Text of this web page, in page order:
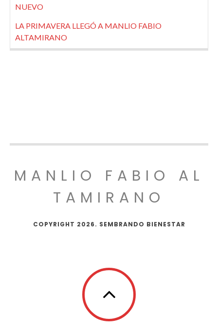
NUEVO
LA PRIMAVERA LLEGÓ A MANLIO FABIO
ALTAMIRANO
MANLIO FABIO AL
TAMIRANO
COPYRIGHT 2026. SEMBRANDO BIENESTAR